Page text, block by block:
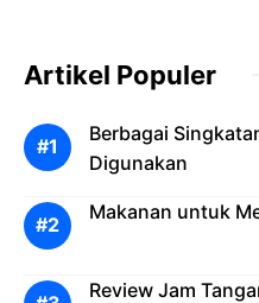
Artikel Populer
Berbagai
Digunakan
Makanan untuk
Review Jam